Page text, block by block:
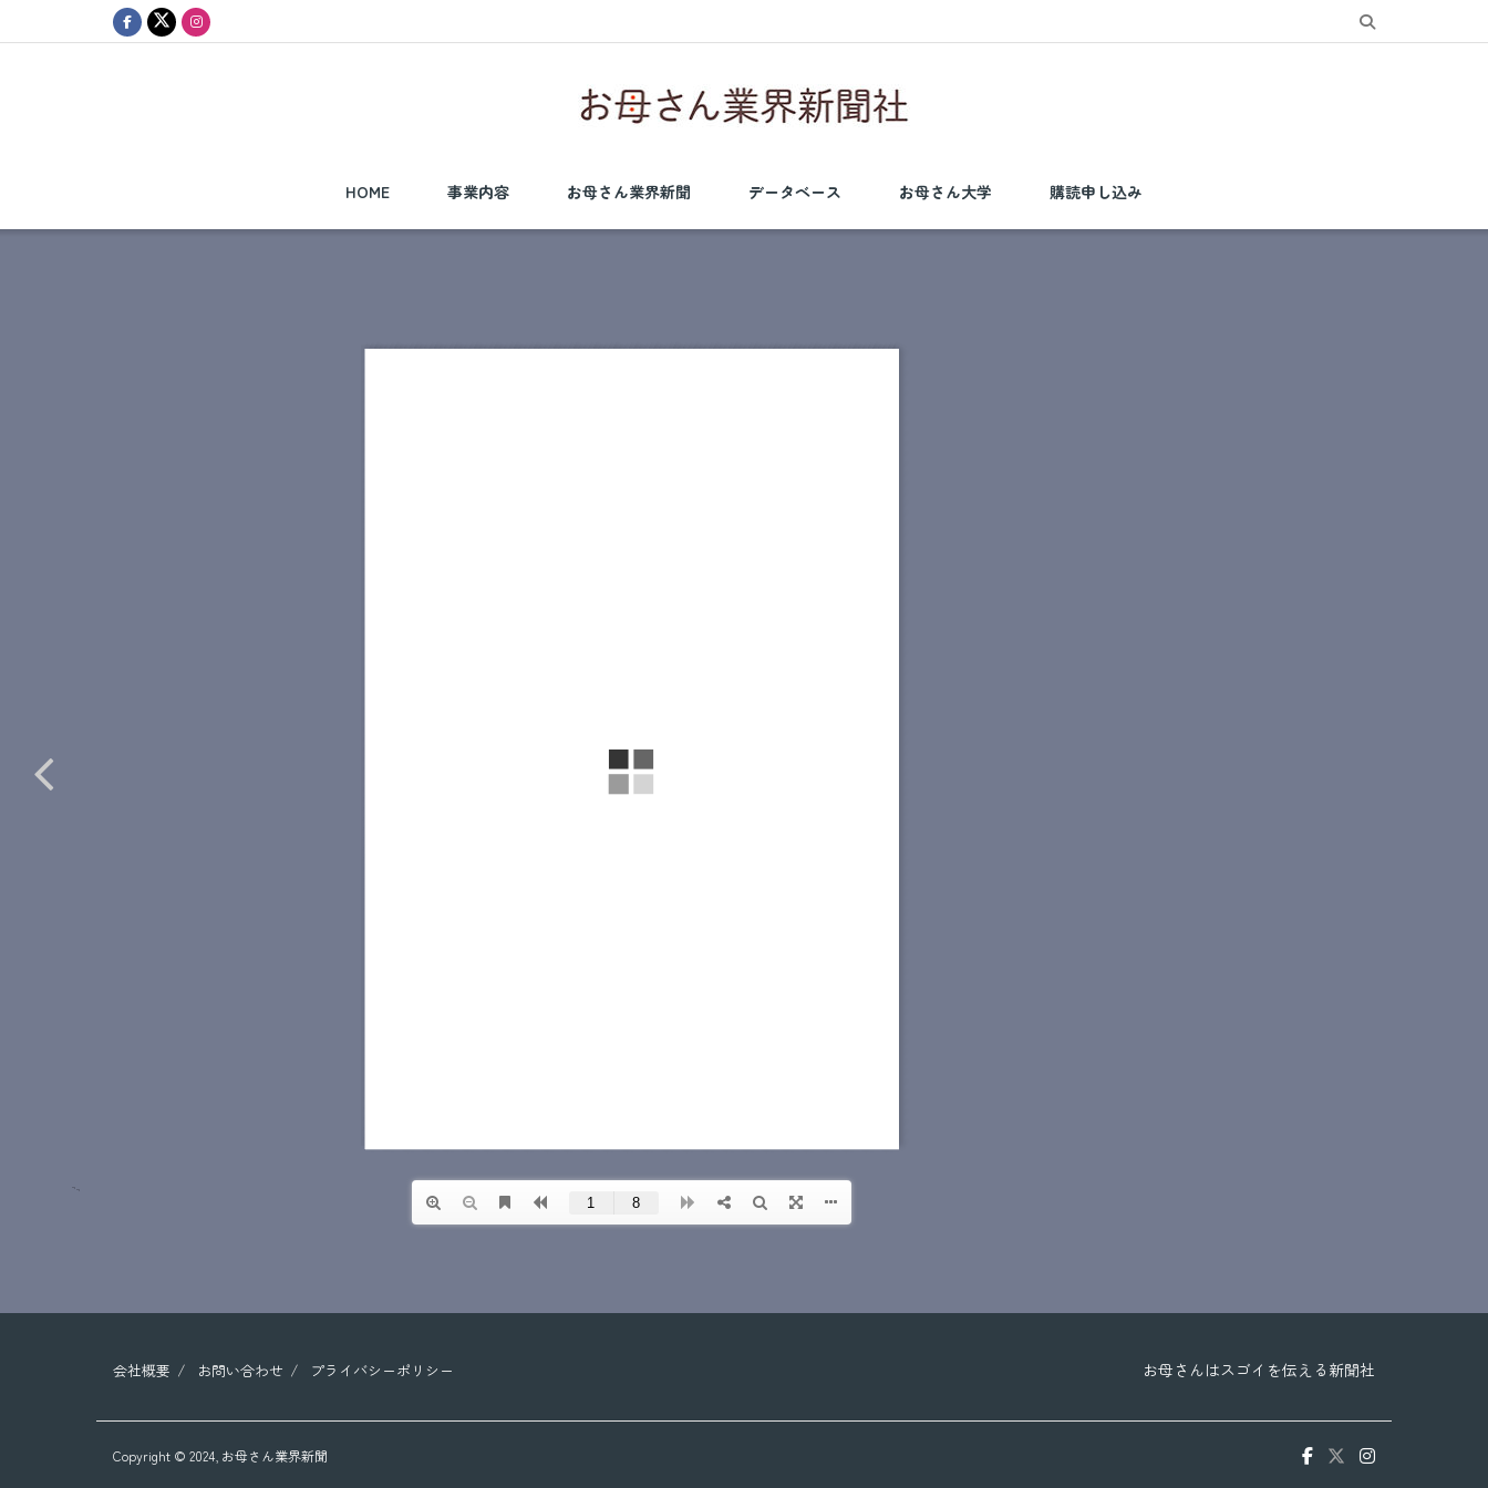
HOME 事業内容 お母さん業界新聞 データベース お母さん大学 購読申し込み
会社概要 お問い合わせ プライバシーポリシー お母さんはスゴイを伝える新聞社
Copyright © 2024, お母さん業界新聞